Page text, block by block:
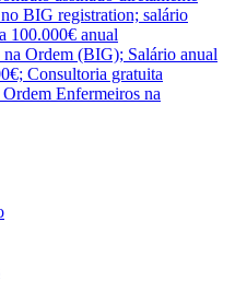
BIG registration; salário
100.000€ anual
Ordem (BIG); Salário anual
Consultoria gratuita
Enfermeiros na